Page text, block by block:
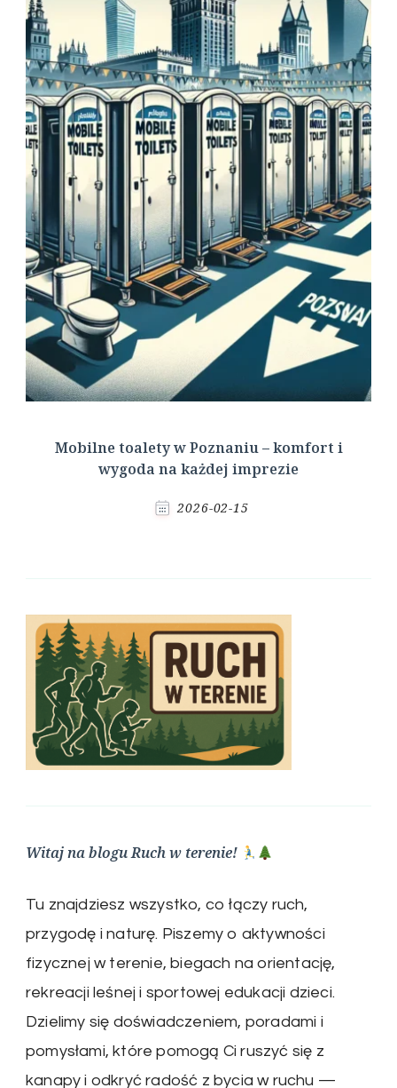
Mobilne toalety w Poznaniu – komfort i
wygoda na każdej imprezie
2026-02-15
Witaj na blogu Ruch w terenie!
Tu znajdziesz wszystko, co łączy ruch,
przygodę i naturę. Piszemy o aktywności
fizycznej w terenie, biegach na orientację,
rekreacji leśnej i sportowej edukacji dzieci.
Dzielimy się doświadczeniem, poradami i
pomysłami, które pomogą Ci ruszyć się z
kanapy i odkryć radość z bycia w ruchu —